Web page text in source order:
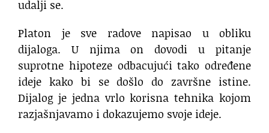
udalji se.
Platon je sve radove napisao u obliku
dijaloga. U njima on dovodi u pitanje
suprotne hipoteze odbacujući tako određene
ideje kako bi se došlo do završne istine.
Dijalog je jedna vrlo korisna tehnika kojom
razjašnjavamo i dokazujemo svoje ideje.